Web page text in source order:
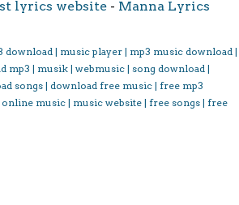
lyrics website - Manna Lyrics
| music player | mp3 music download |
mp3 | musik | webmusic | song download |
songs | download free music | free mp3
music | music website | free songs | free